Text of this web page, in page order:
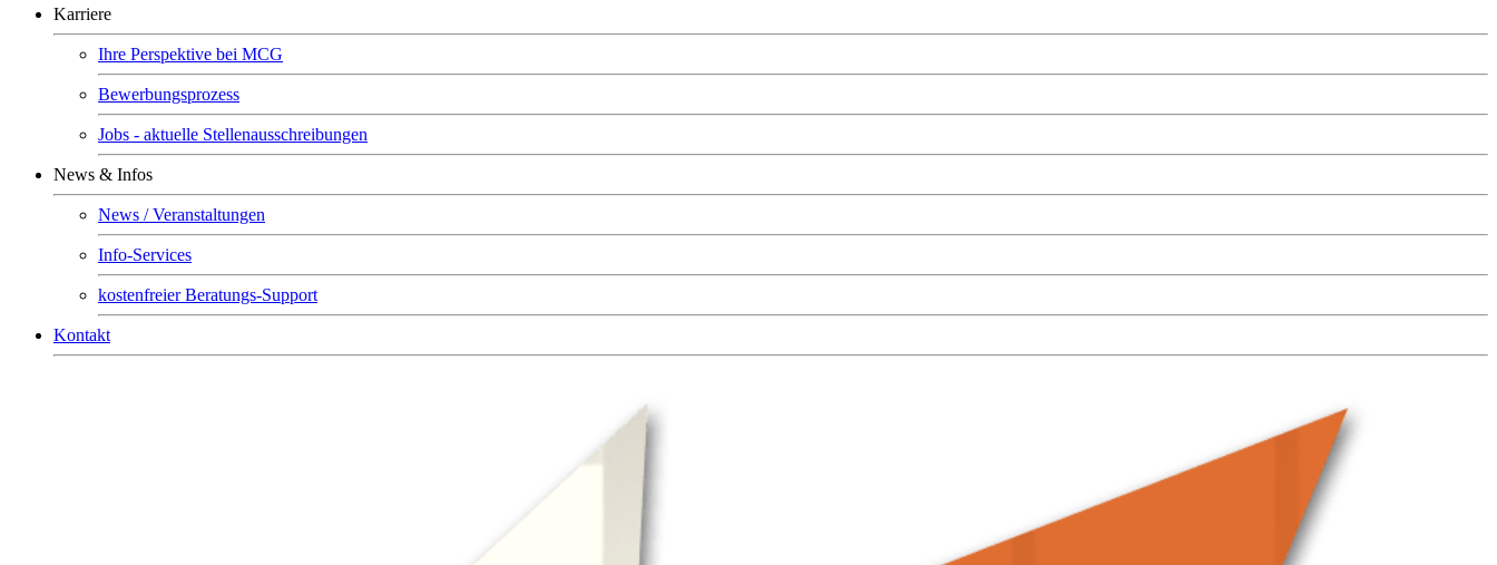
Karriere
Ihre Perspektive bei MCG
Bewerbungsprozess
Jobs - aktuelle Stellenausschreibungen
News & Infos
News / Veranstaltungen
Info-Services
kostenfreier Beratungs-Support
Kontakt